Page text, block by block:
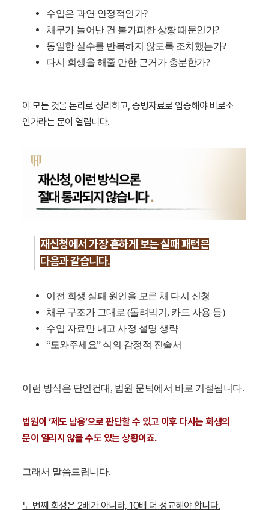
수입은 과연 안정적인가?
채무가 늘어난 건 불가피한 상황 때문인가?
동일한 실수를 반복하지 않도록 조치했는가?
다시 회생을 해줄 만한 근거가 충분한가?
이 모든 것을 논리로 정리하고, 증빙자료로 입증해야 비로소
인가라는 문이 열립니다.
재신청에서 가장 흔하게 보는 실패 패턴은
다음과 같습니다.
이전 회생 실패 원인을 모른 채 다시 신청
채무 구조가 그대로 (돌려막기, 카드 사용 등)
수입 자료만 내고 사정 설명 생략
“도와주세요” 식의 감정적 진술서
이런 방식은 단언컨대, 법원 문턱에서 바로 거절됩니다.
법원이 ‘제도 남용’으로 판단할 수 있고 이후 다시는 회생의
문이 열리지 않을 수도 있는 상황이죠.
그래서 말씀드립니다.
두 번째 회생은 2배가 아니라, 10배 더 정교해야 합니다.